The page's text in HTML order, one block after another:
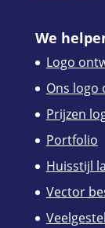
We
Logo
Ons logo
Prijzen
Portfolio
Huisstijl
Vector